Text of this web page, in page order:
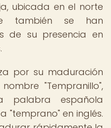
ubicada en el norte
también se han
de su presencia en
por su maduración
"Tempranillo",
palabra española
"temprano" en inglés.